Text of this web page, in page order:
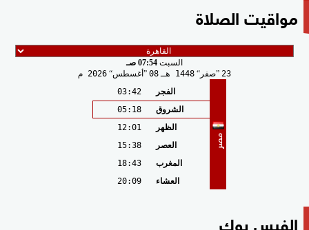
مواقيت الصلاة
السبت 07:54 صـ
23
صفر 1448 هـ 08 أغسطس 2026 م
مصر
الفجر
03:42
الشروق
05:18
الظهر
12:01
العصر
15:38
المغرب
18:43
العشاء
20:09
الفيس بوك